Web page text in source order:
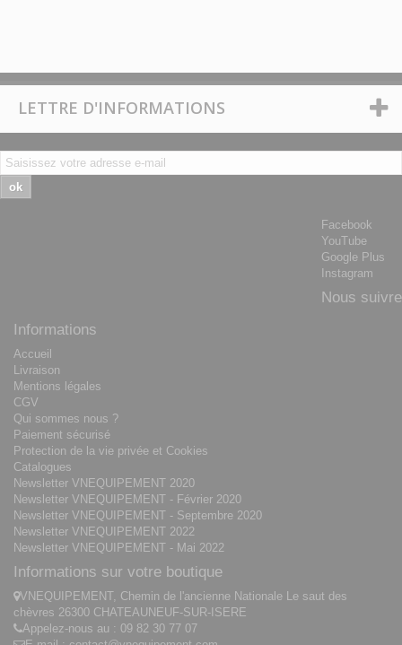
LETTRE D'INFORMATIONS
ok
Facebook
YouTube
Google Plus
Instagram
Nous suivre
Informations
Accueil
Livraison
Mentions légales
CGV
Qui sommes nous ?
Paiement sécurisé
Protection de la vie privée et Cookies
Catalogues
Newsletter VNEQUIPEMENT 2020
Newsletter VNEQUIPEMENT - Février 2020
Newsletter VNEQUIPEMENT - Septembre 2020
Newsletter VNEQUIPEMENT 2022
Newsletter VNEQUIPEMENT - Mai 2022
Informations sur votre boutique
VNEQUIPEMENT, Chemin de l'ancienne Nationale Le saut des
chèvres 26300 CHATEAUNEUF-SUR-ISERE
Appelez-nous au : 09 82 30 77 07